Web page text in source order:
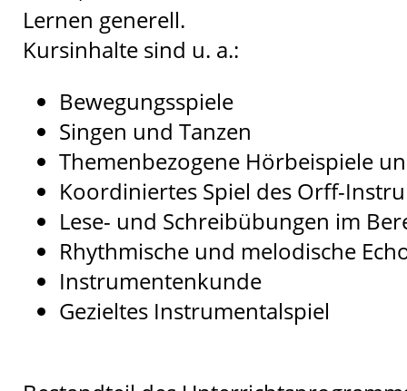
Lernen generell.
Kursinhalte sind u. a.:
Bewegungsspiele
Singen und Tanzen
Themenbezogene Hörbeispiele
Koordiniertes Spiel des Orff-
Lese- und Schreibübungen im
Rhythmische und melodische
Instrumentenkunde
Gezieltes Instrumentalspiel